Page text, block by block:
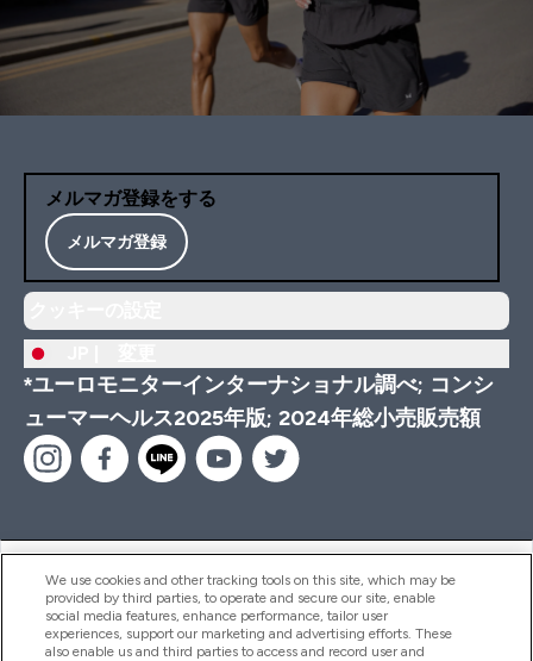
メルマガ登録をする
メルマガ登録
*ユーロモニターインターナショナル調べ; コンシ
ューマーヘルス2025年版; 2024年総小売販売額
ヘルプ＆ガイド
商品について
We use cookies and other tracking tools on this site, which may be
provided by third parties, to operate and secure our site, enable
social media features, enhance performance, tailor user
experiences, support our marketing and advertising efforts. These
also enable us and third parties to access and record user and